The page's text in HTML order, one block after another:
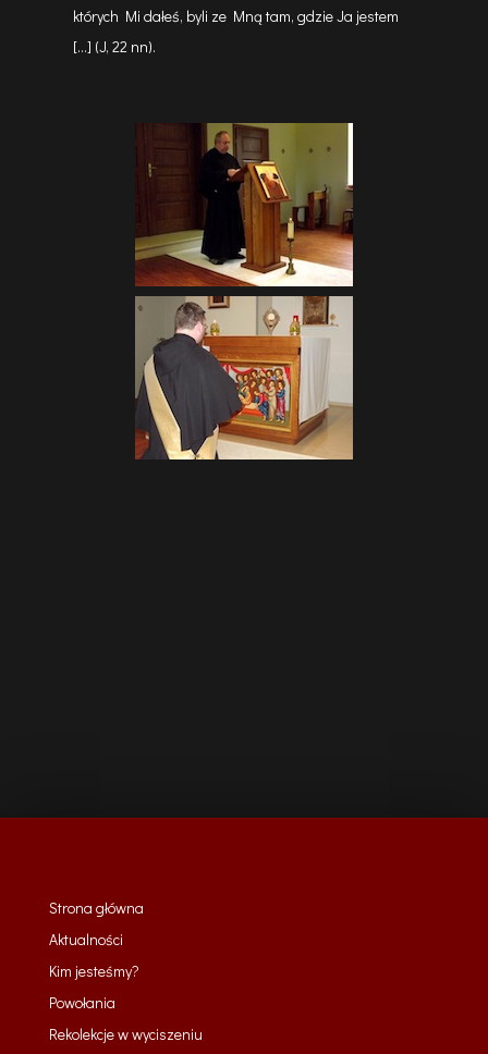
których Mi dałeś, byli ze Mną tam, gdzie Ja jestem
[…] (J, 22 nn).
Strona główna
Aktualności
Kim jesteśmy?
Powołania
Rekolekcje w wyciszeniu